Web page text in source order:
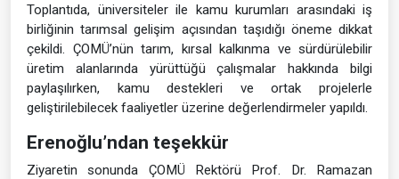
Toplantıda, üniversiteler ile kamu kurumları arasındaki iş
birliğinin tarımsal gelişim açısından taşıdığı öneme dikkat
çekildi. ÇOMÜ’nün tarım, kırsal kalkınma ve sürdürülebilir
üretim alanlarında yürüttüğü çalışmalar hakkında bilgi
paylaşılırken, kamu destekleri ve ortak projelerle
geliştirilebilecek faaliyetler üzerine değerlendirmeler yapıldı.
Erenoğlu’ndan teşekkür
Ziyaretin sonunda ÇOMÜ Rektörü Prof. Dr. Ramazan